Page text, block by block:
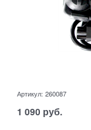
Артикул: 260087
1 090 руб.